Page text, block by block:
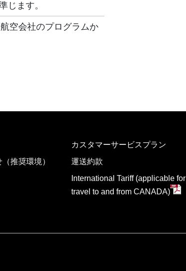
じます。
空会社のプログラムか
推奨環境）
カスタマーサービスプラン
運送約款
International Tariff (applicable for
travel to and from CANADA)